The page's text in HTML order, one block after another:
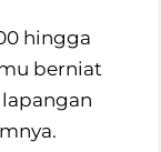
hingga
berniat